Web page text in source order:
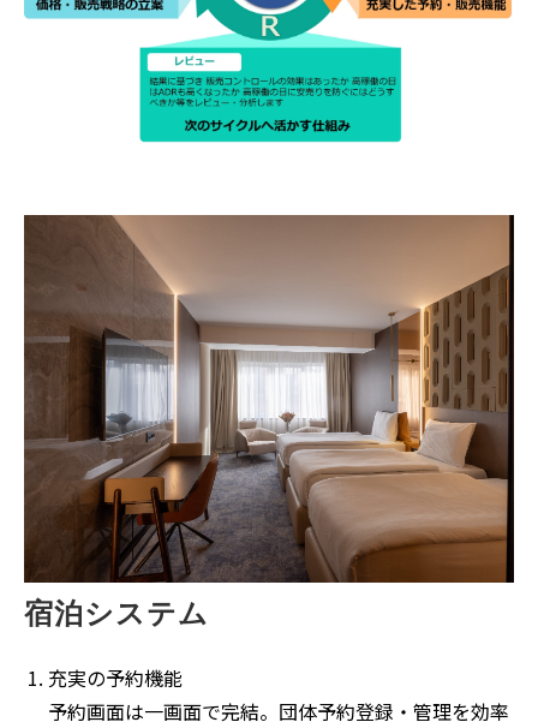
宿泊システム
充実の予約機能
予約画面は一画面で完結。団体予約登録・管理を効率